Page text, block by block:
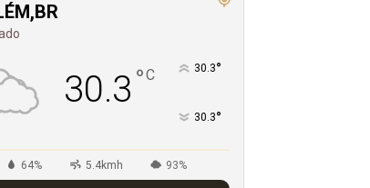
30.3 °C 30.3°
30.3°
64% 5.4kmh 93%